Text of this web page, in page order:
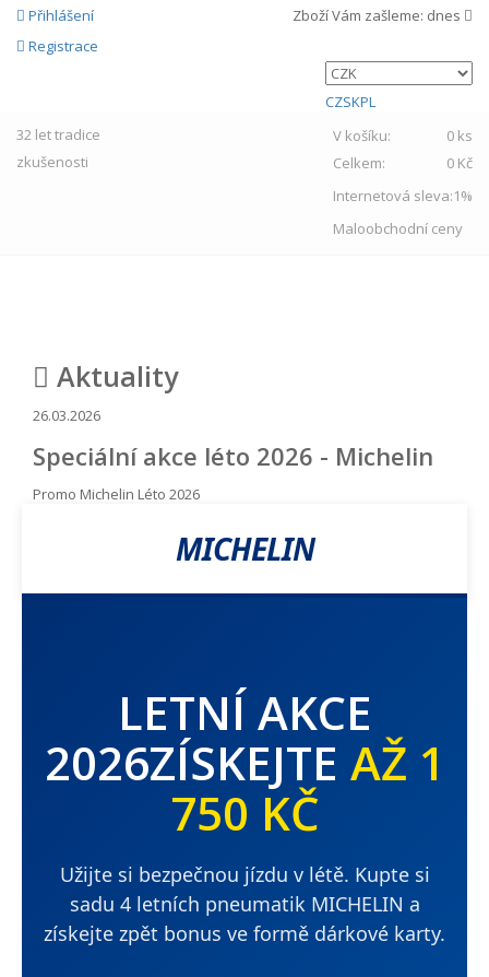
Přihlášení
Registrace
Zboží Vám zašleme: dnes
CZSKPL
32 lettradice
zkušenosti
V košíku:
0 ks
Celkem:
0 Kč
Internetová sleva:1%
Maloobchodní ceny
Aktuality
26.03.2026
Speciální akce léto 2026 - Michelin
Promo Michelin Léto 2026
MICHELIN
LETNÍ AKCE
2026ZÍSKEJTE AŽ 1
750 KČ
Užijte si bezpečnou jízdu v létě. Kupte si
sadu 4 letních pneumatik MICHELIN a
získejte zpět bonus ve formě dárkové karty.